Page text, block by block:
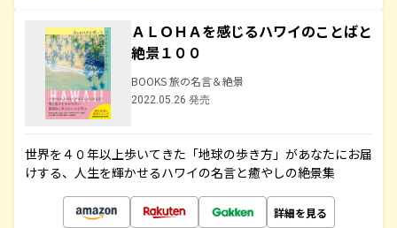
ＡＬＯＨＡを感じるハワイのことばと
絶景１００
BOOKS 旅の名言＆絶景
2022.05.26 発売
世界を４０年以上歩いてきた「地球の歩き方」があなたにお届
けする、人生を輝かせるハワイの名言と癒やしの絶景集
詳細を見る